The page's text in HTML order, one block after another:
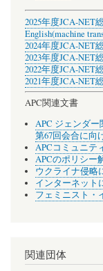
2025年度JCA-NET
English(machine
2024年度JCA-NET
2023年度JCA-NET
2022年度JCA-NET
2021年度JCA-NET
APC関連文書
APC ジェンダー
第67回会合に向
APCコミュニテ
APCのポリシー
ウクライナ侵略
インターネット
フェミニスト・
関連団体